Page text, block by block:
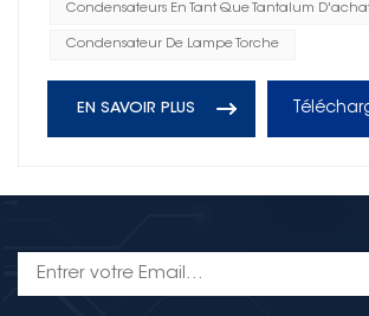
Condensateurs En Tant Que Tantalum
Condensateur De Lampe Torche
EN SAVOIR PLUS